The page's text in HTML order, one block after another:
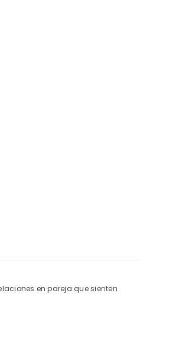
en pareja que sienten